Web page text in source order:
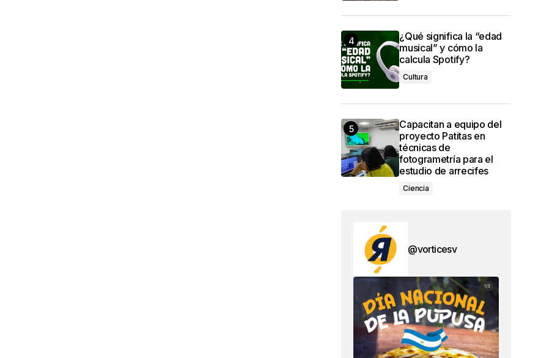
¿Qué significa la “edad
musical” y cómo la
calcula Spotify?
Cultura
Capacitan a equipo del
proyecto Patitas en
técnicas de
fotogrametría para el
estudio de arrecifes
Ciencia
@vorticesv